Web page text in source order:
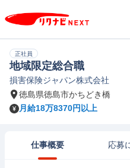
正社員
地域限定総合職
損害保険ジャパン株式会社
徳島県徳島市かちどき橋
月給18万8370円以上
仕事概要 応募